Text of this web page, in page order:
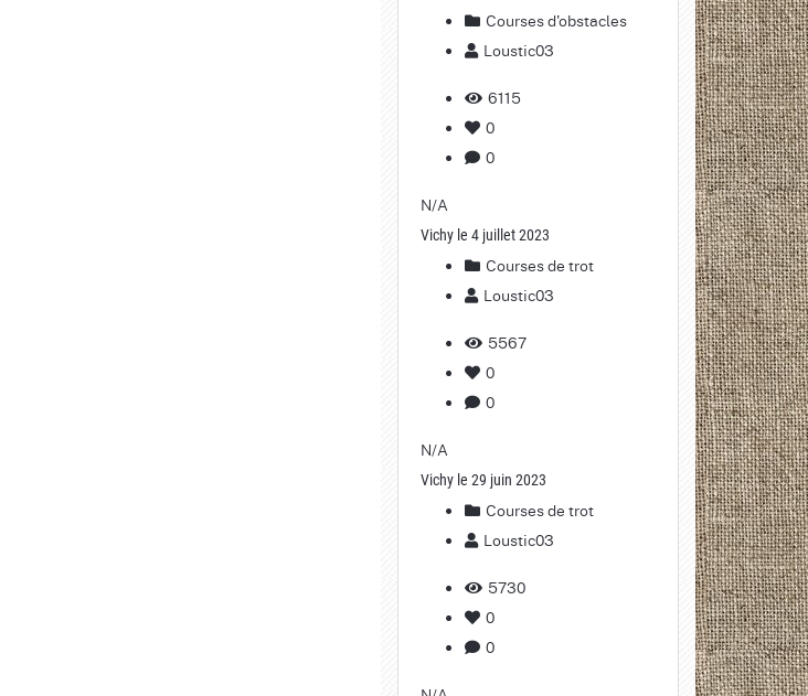
Courses d'obstacles
Loustic03
6115
0
0
N/A
Vichy le 4 juillet 2023
Courses de trot
Loustic03
5567
0
0
N/A
Vichy le 29 juin 2023
Courses de trot
Loustic03
5730
0
0